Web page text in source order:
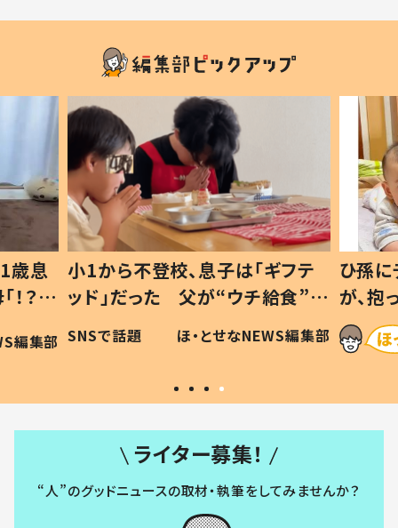
歳息
？」
編集部
小1から不登校、息子は「ギフテ
ッド」だった 父が“ウチ給食”を
作り続ける理由とは #令和の親
#令和の子
SNSで話題 ほ・とせなNEWS編集部
ひ孫
が、
「涙が
い」
ライター募集！
“人”のグッドニュースの取材・執筆をしてみませんか？